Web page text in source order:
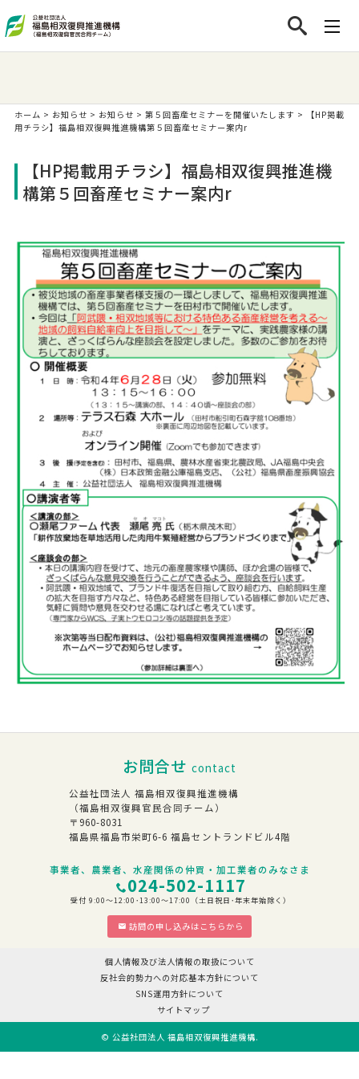
ホーム > お知らせ > お知らせ > 第５回畜産セミナーを開催いたします >
【HP掲載
用チラシ】福島相双復興推進機構第５回畜産セミナー案内r
【HP掲載用チラシ】福島相双復興推進機
構第５回畜産セミナー案内r
お問合せ contact
公益社団法人 福島相双復興推進機構
（福島相双復興官民合同チーム）
〒960-8031
福島県福島市栄町6-6 福島セントランドビル4階
事業者、農業者、水産関係の仲買・加工業者のみなさま
024-502-1117
受付 9:00～12:00･13:00～17:00（土日祝日･年末年始除く）
訪問の申し込みはこちらから
個人情報及び法人情報の取扱について
反社会的勢力への対応基本方針について
SNS運用方針について
サイトマップ
© 公益社団法人 福島相双復興推進機構.